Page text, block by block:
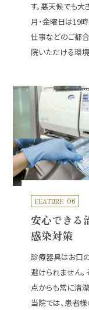
す。悪天候でも大
月・金曜日は19
仕事などのご都
院いただける環境
FEATURE 06
安心できる
感染対策
診療器具はお口
避けられません
点からも常に清潔
当院では、患者